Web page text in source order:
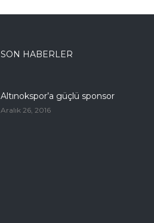
SON HABERLER
Altınokspor’a güçlü sponsor
Aralık 26, 2016